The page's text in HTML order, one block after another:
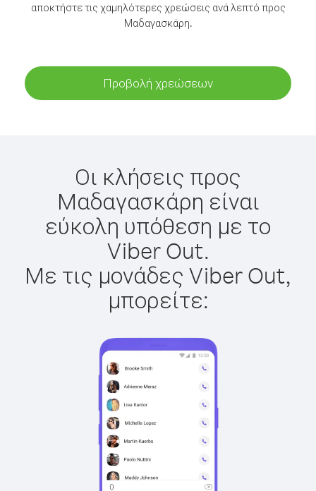
αποκτήστε τις χαμηλότερες χρεώσεις ανά λεπτό προς
Μαδαγασκάρη.
Προβολή χρεώσεων
Οι κλήσεις προς
Μαδαγασκάρη είναι
εύκολη υπόθεση με το
Viber Out.
Με τις μονάδες Viber Out,
μπορείτε: